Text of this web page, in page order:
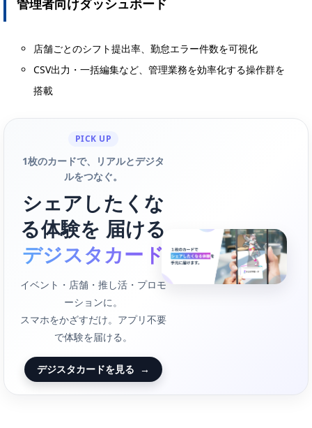
店舗ごとのシフト提出率、勤怠エラー件数を可視化
CSV出力・一括編集など、管理業務を効率化する操作群を
搭載
PICK UP
1枚のカードで、リアルとデジタ
ルをつなぐ。
シェアしたくな
る体験を 届ける
デジスタカード
イベント・店舗・推し活・プロモ
ーションに。
スマホをかざすだけ。アプリ不要
で体験を届ける。
デジスタカードを見る →